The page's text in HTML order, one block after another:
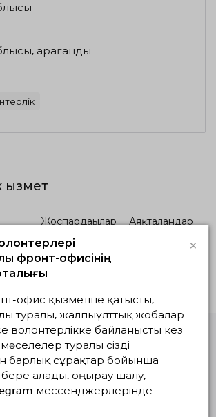
Қарағанды
Жоспардағылар Аяқталғандар
жоқ
платформасы 2018-2026
фронт-офисінің
×
офис қызметіне қатысты,
туралы, жалпыұлттық жобалар
волонтерлікке байланысты кез
туралы сізді
барлық сұрақтар бойынша
алады. Қоңырау шалу,
мессенджерлерінде